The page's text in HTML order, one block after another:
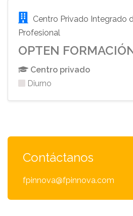
Centro Privado Integrado
Profesional
OPTEN
Centro privado
Diurno
Contáctanos
fpinnova@fpinnova.com